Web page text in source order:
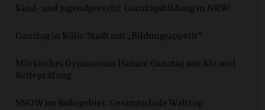
Kind- und jugendgerecht: Ganztagsbildung in NRW
Ganztag in Köln: Stadt mit „Bildungsappetit“
Märkisches Gymnasium Hamm: Ganztag mit Abi und
Reifeprüfung
SNOW im Ruhrgebiet: Gesamtschule Waltrop